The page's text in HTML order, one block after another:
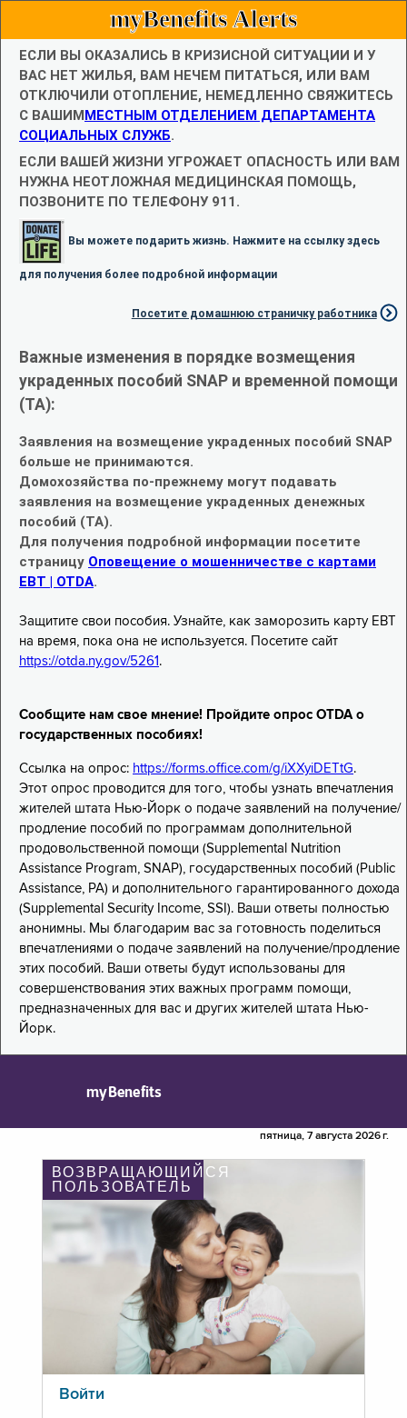
myBenefits Alerts
ЕСЛИ ВЫ ОКАЗАЛИСЬ В КРИЗИСНОЙ СИТУАЦИИ И У
ВАС НЕТ ЖИЛЬЯ, ВАМ НЕЧЕМ ПИТАТЬСЯ, ИЛИ ВАМ
ОТКЛЮЧИЛИ ОТОПЛЕНИЕ, НЕМЕДЛЕННО СВЯЖИТЕСЬ
С ВАШИММЕСТНЫМ ОТДЕЛЕНИЕМ ДЕПАРТАМЕНТА
СОЦИАЛЬНЫХ СЛУЖБ.
ЕСЛИ ВАШЕЙ ЖИЗНИ УГРОЖАЕТ ОПАСНОСТЬ ИЛИ ВАМ
НУЖНА НЕОТЛОЖНАЯ МЕДИЦИНСКАЯ ПОМОЩЬ,
ПОЗВОНИТЕ ПО ТЕЛЕФОНУ 911.
Вы можете подарить жизнь. Нажмите на ссылку здесь
для получения более подробной информации
Посетите домашнюю страничку работника
Важные изменения в порядке возмещения
украденных пособий SNAP и временной помощи
(TA):
Заявления на возмещение украденных пособий SNAP
больше не принимаются.
Домохозяйства по-прежнему могут подавать
заявления на возмещение украденных денежных
пособий (TA).
Для получения подробной информации посетите
страницу Оповещение о мошенничестве с картами
EBT | OTDA.
Защитите свои пособия. Узнайте, как заморозить карту EBT
на время, пока она не используется. Посетите сайт
https://otda.ny.gov/5261 .
Сообщите нам свое мнение! Пройдите опрос OTDA о
государственных пособиях!
Ссылка на опрос: https://forms.office.com/g/iXXyiDETtG.
Этот опрос проводится для того, чтобы узнать впечатления
жителей штата Нью-Йорк о подаче заявлений на получение/
продление пособий по программам дополнительной
продовольственной помощи (Supplemental Nutrition
Assistance Program, SNAP), государственных пособий (Public
Assistance, PA) и дополнительного гарантированного дохода
(Supplemental Security Income, SSI). Ваши ответы полностью
анонимны. Мы благодарим вас за готовность поделиться
впечатлениями о подаче заявлений на получение/продление
этих пособий. Ваши ответы будут использованы для
совершенствования этих важных программ помощи,
предназначенных для вас и других жителей штата Нью-
Йорк.
myBenefits
пятница, 7 августа 2026 г.
ВОЗВРАЩАЮЩИЙСЯ
ПОЛЬЗОВАТЕЛЬ
Войти